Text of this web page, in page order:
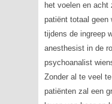
het voelen en acht
patiënt totaal geen
tijdens de ingreep
anesthesist in de
psychoanalist
Zonder al te veel
patiënten zal een